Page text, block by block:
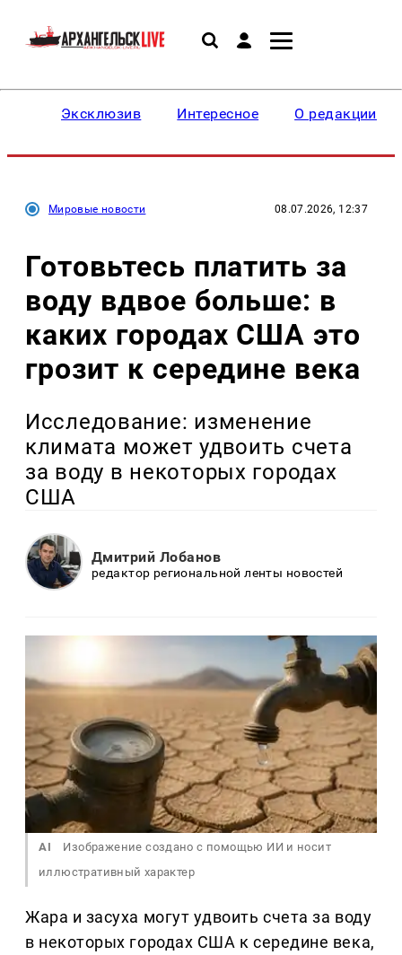
Эксклюзив Интересное О редакции
Мировые новости 08.07.2026, 12:37
Готовьтесь платить за
воду вдвое больше: в
каких городах США это
грозит к середине века
Исследование: изменение
климата может удвоить счета
за воду в некоторых городах
США
Дмитрий Лобанов
редактор региональной ленты новостей
AI
Изображение создано с помощью ИИ и носит
иллюстративный характер
Жара и засуха могут удвоить счета за воду
в некоторых городах США к середине века,